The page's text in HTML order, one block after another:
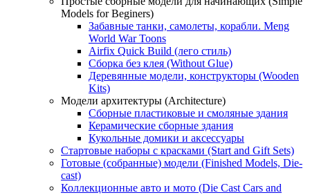
Models for Beginers)
Забавные танки, самолеты, корабли. Meng
World War Toons
Airfix Quick Build (лего стиль)
Сборка без клея (Without Glue)
Деревянные модели, конструкторы (Wooden
Kits)
Модели архитектуры (Architecture)
Сборные пластиковые и смоляные здания
Керамические сборные здания
Кукольные домики и аксессуары
Стартовые наборы с красками (Start and Gift Sets)
Готовые (собранные) модели (Finished Models, Die-
cast)
Коллекционные авто и мото (Die Cast Cars and